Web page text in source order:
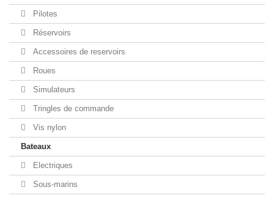
Pilotes
Réservoirs
Accessoires de reservoirs
Roues
Simulateurs
Tringles de commande
Vis nylon
Bateaux
Electriques
Sous-marins